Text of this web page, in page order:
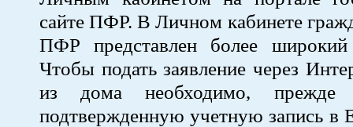
сайте ПФР. В Личном кабинете
ПФР представлен более широкий
Чтобы подать заявление через
из дома необходимо, прежде
подтвержденную учетную запись в